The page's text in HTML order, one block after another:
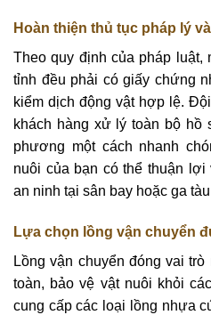
Hoàn thiện thủ tục pháp lý
Theo quy định của pháp luật,
tỉnh đều phải có giấy chứng
kiểm dịch động vật hợp lệ.
khách hàng xử lý toàn bộ hồ
phương một cách nhanh
nuôi của bạn có thể thuận
an ninh tại sân bay hoặc ga
Lựa chọn lồng vận chuyển
Lồng vận chuyển đóng vai
toàn, bảo vệ vật nuôi khỏi
cung cấp các loại lồng nhựa